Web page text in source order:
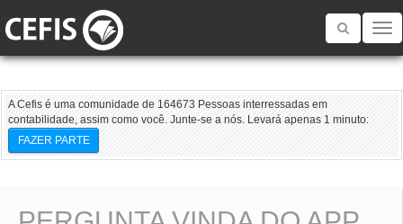
Toggle
A Cefis é uma comunidade de 164673 Pessoas interressadas em
contabilidade, assim como você. Junte-se a nós. Levará apenas 1 minuto:
FAZER PARTE